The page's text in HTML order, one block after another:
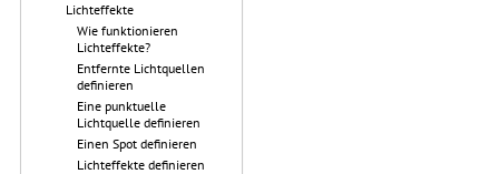
Lichteffekte
Wie funktionieren
Lichteffekte?
Entfernte Lichtquellen
definieren
Eine punktuelle
Lichtquelle definieren
Einen Spot definieren
Lichteffekte definieren